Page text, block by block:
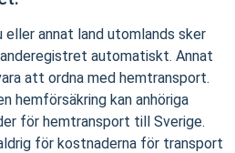
eller annat land utomlands sker
automatiskt. Annat
att ordna med hemtransport.
hemförsäkring kan anhöriga
för hemtransport till Sverige.
för kostnaderna för transport